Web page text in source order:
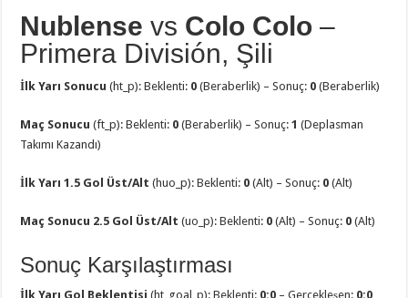
Nublense vs Colo Colo –
Primera División, Şili
İlk Yarı Sonucu (ht_p): Beklenti: 0 (Beraberlik) – Sonuç: 0 (Beraberlik)
Maç Sonucu (ft_p): Beklenti: 0 (Beraberlik) – Sonuç:1 (Deplasman
Takımı Kazandı)
İlk Yarı 1.5 Gol Üst/Alt (huo_p): Beklenti: 0 (Alt) – Sonuç: 0 (Alt)
Maç Sonucu 2.5 Gol Üst/Alt (uo_p): Beklenti: 0 (Alt) – Sonuç: 0 (Alt)
Sonuç Karşılaştırması
İlk Yarı Gol Beklentisi (ht_goal_p): Beklenti: 0:0 – Gerçekleşen: 0:0